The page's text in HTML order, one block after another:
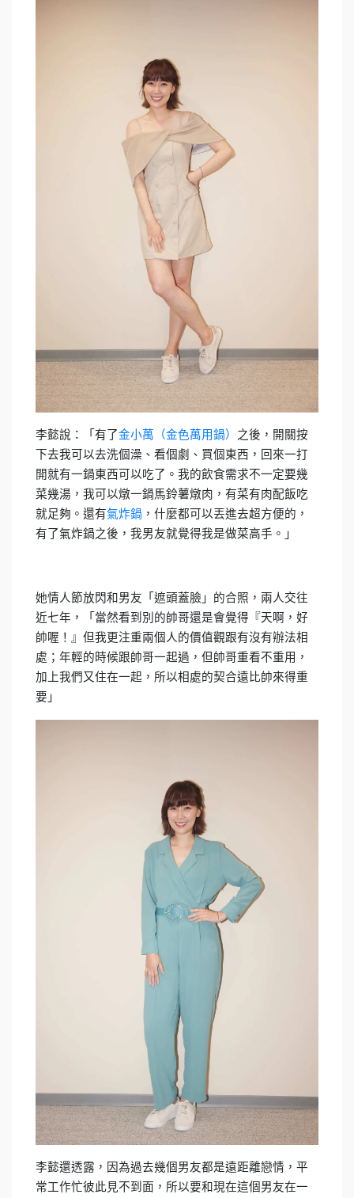
李懿說：「有了金小萬（金色萬用鍋） 之後，開關按
下去我可以去洗個澡、看個劇、買個東西，回來一打
開就有一鍋東西可以吃了。我的飲食需求不一定要幾
菜幾湯，我可以燉一鍋馬鈴薯燉肉，有菜有肉配飯吃
就足夠。還有氣炸鍋 ，什麼都可以丟進去超方便的，
有了氣炸鍋之後，我男友就覺得我是做菜高手。」
她情人節放閃和男友「遮頭蓋臉」的合照，兩人交往
近七年，「當然看到別的帥哥還是會覺得『天啊，好
帥喔！』但我更注重兩個人的價值觀跟有沒有辦法相
處；年輕的時候跟帥哥一起過，但帥哥重看不重用，
加上我們又住在一起，所以相處的契合遠比帥來得重
要」
李懿還透露，因為過去幾個男友都是遠距離戀情，平
常工作忙彼此見不到面，所以要和現在這個男友在一